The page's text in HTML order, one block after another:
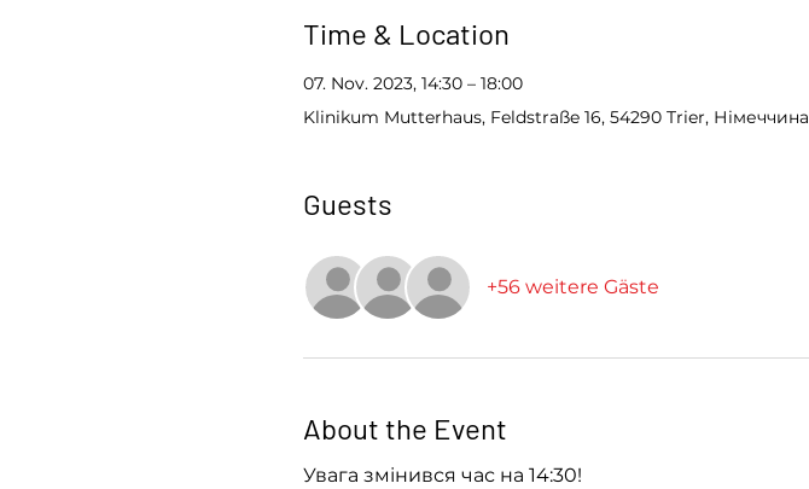
Time & Location
07. Nov. 2023, 14:30 – 18:00
Klinikum Mutterhaus, Feldstraße 16, 54290 Trier, Німеччина
Guests
+56 weitere Gäste
About the Event
Увага змінився час на 14:30!